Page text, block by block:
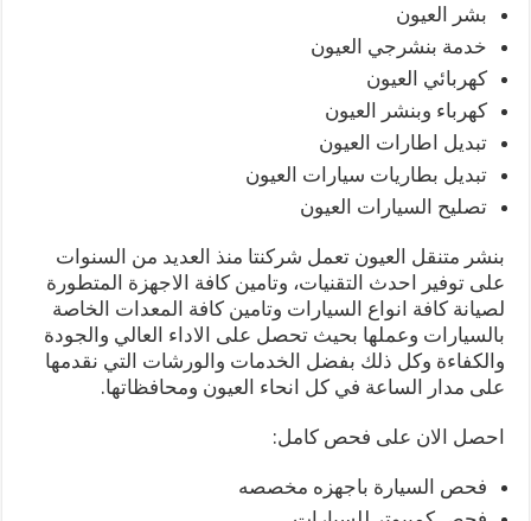
بشر العيون
خدمة بنشرجي العيون
كهربائي العيون
كهرباء وبنشر العيون
تبديل اطارات العيون
تبديل بطاريات سيارات العيون
تصليح السيارات العيون
بنشر متنقل العيون تعمل شركنتا منذ العديد من السنوات
على توفير احدث التقنيات، وتامين كافة الاجهزة المتطورة
لصيانة كافة انواع السيارات وتامين كافة المعدات الخاصة
بالسيارات وعملها بحيث تحصل على الاداء العالي والجودة
والكفاءة وكل ذلك بفضل الخدمات والورشات التي نقدمها
على مدار الساعة في كل انحاء العيون ومحافظاتها.
احصل الان على فحص كامل:
فحص السيارة باجهزه مخصصه